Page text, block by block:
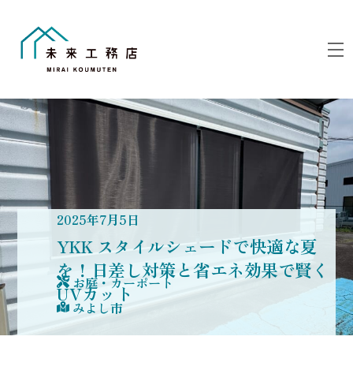
2025年7月5日
YKK スタイルシェードで快適な夏
を！日差し対策と省エネ効果で賢く
UVカット
お庭・カーポート
みよし市